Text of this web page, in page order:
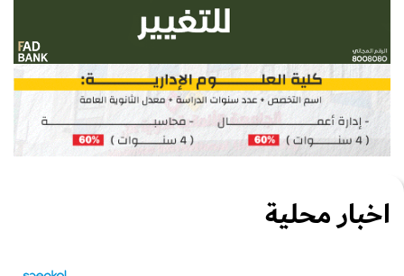
اخبار محلية